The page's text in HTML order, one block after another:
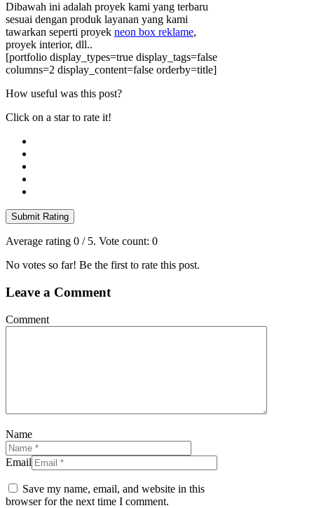
Dibawah ini adalah proyek kami yang terbaru
sesuai dengan produk layanan yang kami
tawarkan seperti proyek neon box reklame,
proyek interior, dll..
[portfolio display_types=true display_tags=false
columns=2 display_content=false orderby=title]
How useful was this post?
Click on a star to rate it!
Submit Rating
Average rating 0 / 5. Vote count: 0
No votes so far! Be the first to rate this post.
Leave a Comment
Comment
Name
Email
Save my name, email, and website in this
browser for the next time I comment.